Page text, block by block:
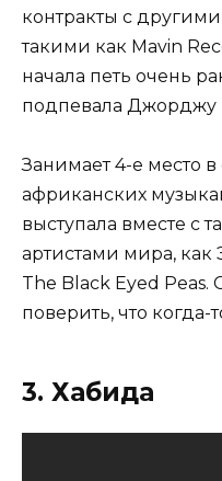
контракты с
такими как Mavin
начала петь очень
подпевала Джорджу
Занимает 4-е место
африканских
выступала вместе с
артистами мира, как
The Black Eyed Peas.
поверить, что когда-
3. Хабида